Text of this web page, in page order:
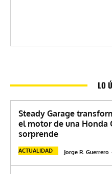
LO
Steady Garage
el motor de una Honda
sorprende
ACTUALIDAD Jorge R. Guerrero